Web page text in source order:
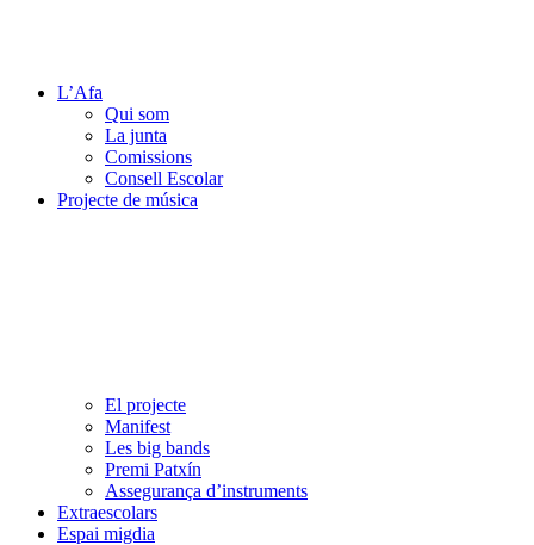
L’Afa
Qui som
La junta
Comissions
Consell Escolar
Projecte de música
El projecte
Manifest
Les big bands
Premi Patxín
Assegurança d’instruments
Extraescolars
Espai migdia